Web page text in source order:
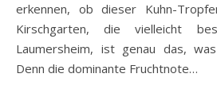
erkennen, ob dieser Kuhn-
Kirschgarten, die vielleicht
Laumersheim, ist genau das,
Denn die dominante Fruchtnote…